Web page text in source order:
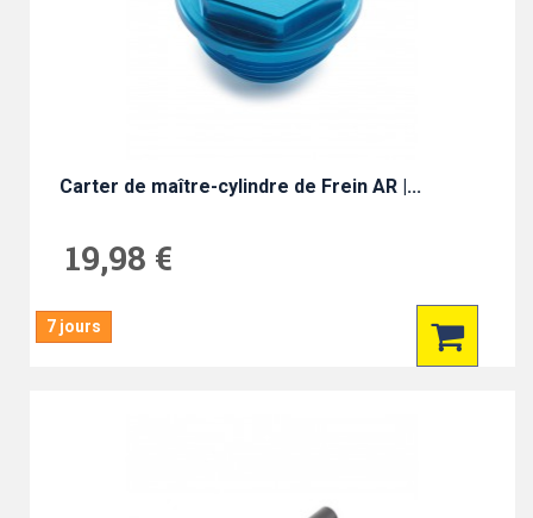
Carter de maître-cylindre de Frein AR |...
19,98 €
7 jours